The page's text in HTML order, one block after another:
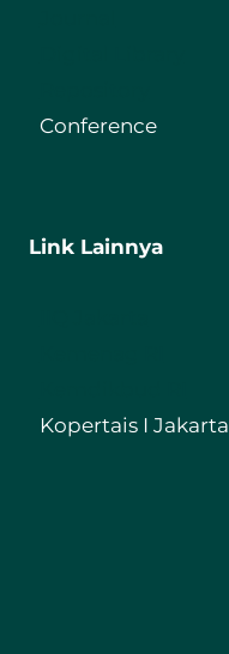
Conference
Link Lainnya
Kopertais I Jakarta